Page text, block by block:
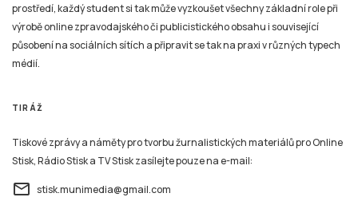
prostředí, každý student si tak může vyzkoušet všechny základní role při
výrobě online zpravodajského či publicistického obsahu i související
působení na sociálních sítích a připravit se tak na praxi v různých typech
médií.
TIRÁŽ
Tiskové zprávy a náměty pro tvorbu žurnalistických materiálů pro Online
Stisk, Rádio Stisk a TV Stisk zasílejte pouze na e-mail:
email stisk.munimedia@gmail.com